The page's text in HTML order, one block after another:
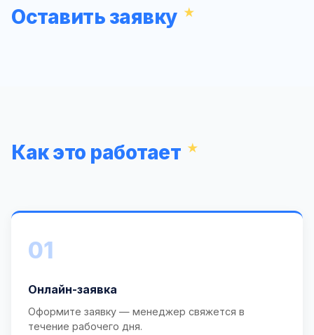
Оставить заявку
Как это работает
01
Онлайн-заявка
Оформите заявку — менеджер свяжется в
течение рабочего дня.